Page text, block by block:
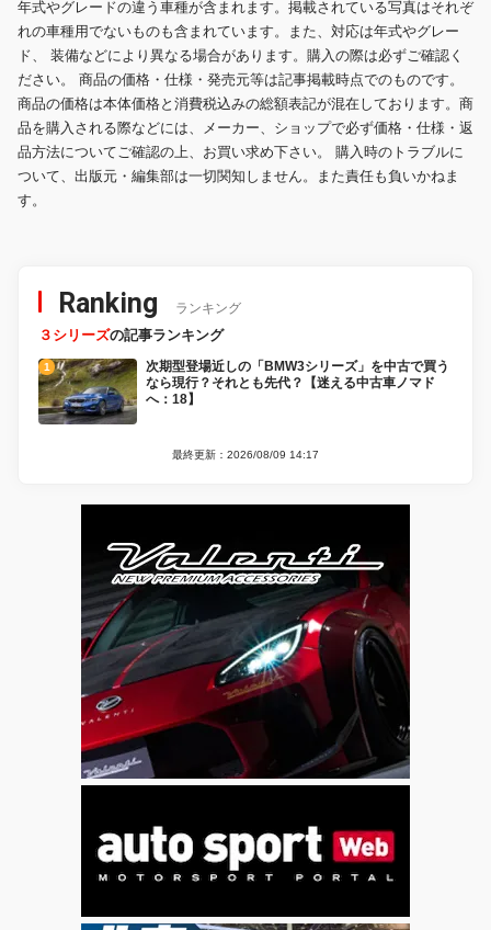
年式やグレードの違う車種が含まれます。掲載されている写真はそれぞ
れの車種用でないものも含まれています。また、対応は年式やグレー
ド、 装備などにより異なる場合があります。購入の際は必ずご確認く
ださい。 商品の価格・仕様・発売元等は記事掲載時点でのものです。
商品の価格は本体価格と消費税込みの総額表記が混在しております。商
品を購入される際などには、メーカー、ショップで必ず価格・仕様・返
品方法についてご確認の上、お買い求め下さい。 購入時のトラブルに
ついて、出版元・編集部は一切関知しません。また責任も負いかねま
す。
Ranking ランキング
３シリーズの記事ランキング
次期型登場近しの「BMW3シリーズ」を中古で買う
なら現行？それとも先代？【迷える中古車ノマド
へ：18】
最終更新：2026/08/09 14:17